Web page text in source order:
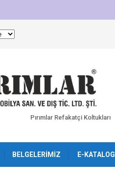
Pırımlar Refakatçi Koltukları
BELGELERIMIZ E-KATALOG